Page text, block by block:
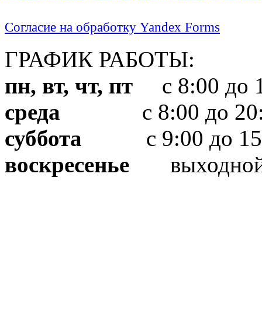
Согласие на обработку Yandex Forms
ГРАФИК РАБОТЫ:
пн, вт, чт, пт с 8:00 до
среда с 8:00 до
суббота с 9:00 до
воскресенье